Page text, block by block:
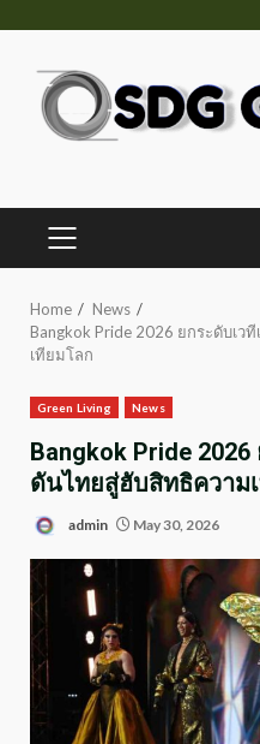
content
PRIMARY
Home
News
Bangkok Pride 2026 ยกระดับเ
เทียมโลก
Green Living News
Bangkok Pride
ดันไทยสู่ฮับสิทธิความ
admin May 30, 2026